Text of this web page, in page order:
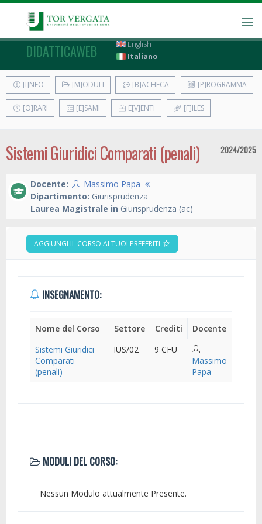
DIDATTICAWEB
English
Italiano
[I]NFO [M]ODULI [B]ACHECA [P]ROGRAMMA
[O]RARI [E]SAMI E[V]ENTI [F]ILES
Sistemi Giuridici Comparati (penali) 2024/2025
Docente:
Massimo Papa
Dipartimento: Giurisprudenza
Laurea Magistrale in Giurisprudenza (ac)
AGGIUNGI IL CORSO AI TUOI PREFERITI
INSEGNAMENTO:
Nome del Corso Settore Crediti
Docente
Sistemi Giuridici
Comparati
(penali)
IUS/02
9 CFU
Massimo
Papa
MODULI DEL CORSO:
Nessun Modulo attualmente Presente.